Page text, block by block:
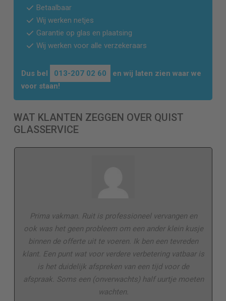
Betaalbaar
Wij werken netjes
Garantie op glas en plaatsing
Wij werken voor alle verzekeraars
Dus bel 013-207 02 60
en wij laten zien waar we
voor staan!
WAT KLANTEN ZEGGEN OVER QUIST
GLASSERVICE
Prima vakman. Ruit is professioneel vervangen en
ook was het geen probleem om een ander klein kusje
binnen de offerte uit te voeren. Ik ben een tevreden
klant. Een punt wat voor verdere verbetering vatbaar is
is het duidelijk afspreken van een tijd voor de
afspraak. Soms een (onverwachts) half uurtje moeten
wachten.